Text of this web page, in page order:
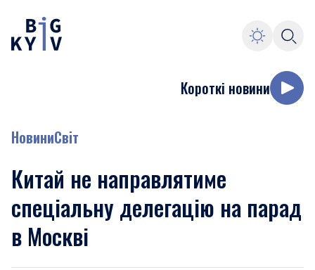
Короткі новини
НовиниСвіт
Китай не направлятиме
спеціальну делегацію на парад
в Москві